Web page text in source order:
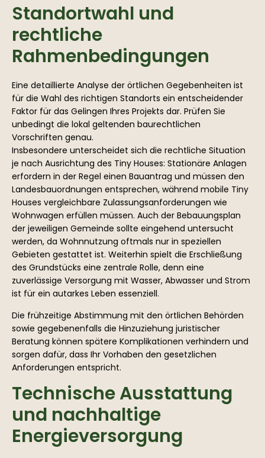
Standortwahl und
rechtliche
Rahmenbedingungen
Eine detaillierte Analyse der örtlichen Gegebenheiten ist
für die Wahl des richtigen Standorts ein entscheidender
Faktor für das Gelingen Ihres Projekts dar. Prüfen Sie
unbedingt die lokal geltenden baurechtlichen
Vorschriften genau.
Insbesondere unterscheidet sich die rechtliche Situation
je nach Ausrichtung des Tiny Houses: Stationäre Anlagen
erfordern in der Regel einen Bauantrag und müssen den
Landesbauordnungen entsprechen, während mobile Tiny
Houses vergleichbare Zulassungsanforderungen wie
Wohnwagen erfüllen müssen. Auch der Bebauungsplan
der jeweiligen Gemeinde sollte eingehend untersucht
werden, da Wohnnutzung oftmals nur in speziellen
Gebieten gestattet ist. Weiterhin spielt die Erschließung
des Grundstücks eine zentrale Rolle, denn eine
zuverlässige Versorgung mit Wasser, Abwasser und Strom
ist für ein autarkes Leben essenziell.
Die frühzeitige Abstimmung mit den örtlichen Behörden
sowie gegebenenfalls die Hinzuziehung juristischer
Beratung können spätere Komplikationen verhindern und
sorgen dafür, dass Ihr Vorhaben den gesetzlichen
Anforderungen entspricht.
Technische Ausstattung
und nachhaltige
Energieversorgung